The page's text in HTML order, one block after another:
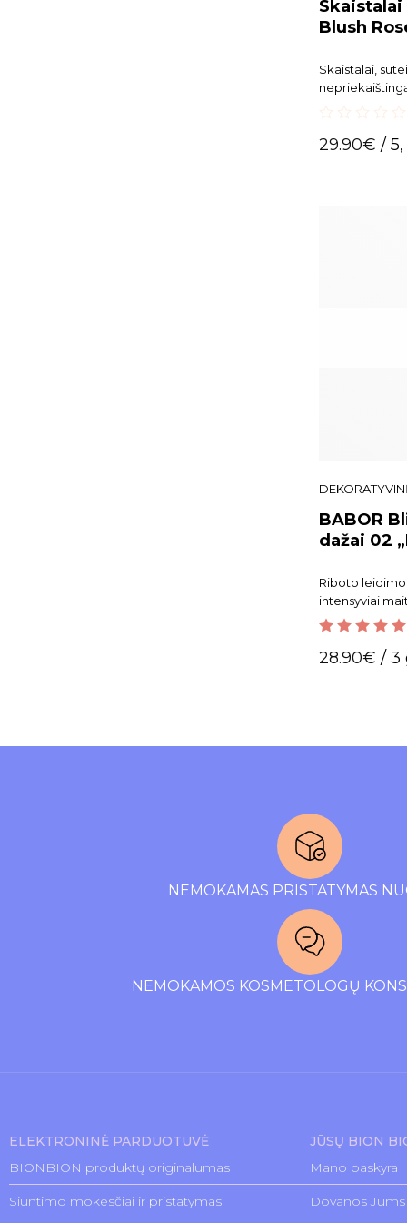
Blush
Skaistalai,
out
29.90€ /
BABOR
dažai 02
Riboto leidimo
intensyviai
out of 5
28.90€ / 3
NEMOKAMAS PRISTATYMAS
NEMOKAMOS KOSMETOLOGŲ
ELEKTRONINĖ PARDUOTUVĖ
BIONBION produktų originalumas
Siuntimo mokesčiai ir pristatymas
JŪSŲ BION
Mano paskyra
Dovanos Jums